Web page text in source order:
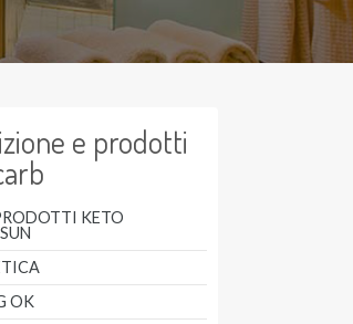
e prodotti
KETO
OK